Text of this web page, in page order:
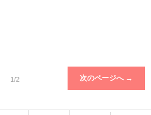
1/2 次のページへ →